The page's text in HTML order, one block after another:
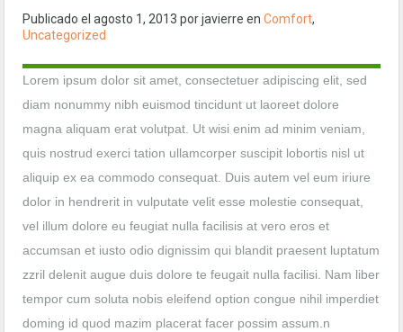
Publicado el agosto 1, 2013 por javierre en Comfort,
Uncategorized
Lorem ipsum dolor sit amet, consectetuer adipiscing elit, sed
diam nonummy nibh euismod tincidunt ut laoreet dolore
magna aliquam erat volutpat. Ut wisi enim ad minim veniam,
quis nostrud exerci tation ullamcorper suscipit lobortis nisl ut
aliquip ex ea commodo consequat. Duis autem vel eum iriure
dolor in hendrerit in vulputate velit esse molestie consequat,
vel illum dolore eu feugiat nulla facilisis at vero eros et
accumsan et iusto odio dignissim qui blandit praesent luptatum
zzril delenit augue duis dolore te feugait nulla facilisi. Nam liber
tempor cum soluta nobis eleifend option congue nihil imperdiet
doming id quod mazim placerat facer possim assum.n